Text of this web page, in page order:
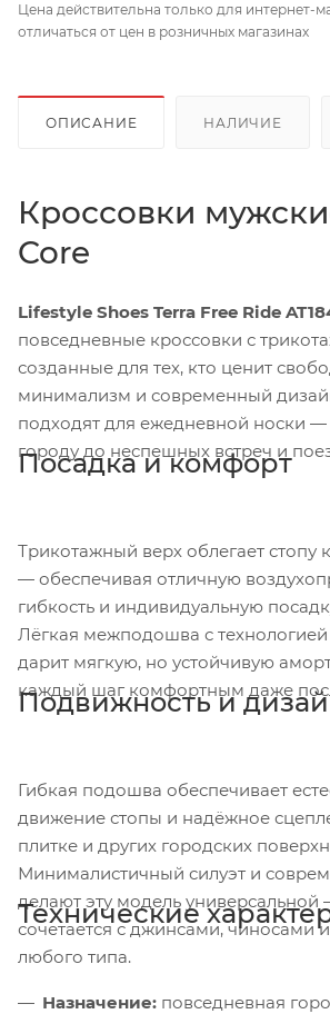
Цена действительна только для интернет-
отличаться от цен в розничных магазинах
ОПИСАНИЕ НАЛИЧИЕ
Кроссовки
Core
Lifestyle Shoes Terra Free Ride
повседневные кроссовки с
созданные для тех, кто ценит
минимализм и современный
подходят для ежедневной носки —
городу до неспешных встреч и
Посадка и комфорт
Трикотажный верх облегает стопу
— обеспечивая отличную
гибкость и индивидуальную
Лёгкая межподошва с технологией
дарит мягкую, но устойчивую
каждый шаг комфортным даже
Подвижность и
Гибкая подошва обеспечивает
движение стопы и надёжное
плитке и других городских
Минималистичный силуэт и
делают эту модель универсальной
сочетается с джинсами, чиносами
любого типа.
Технические
Назначение: повседневная